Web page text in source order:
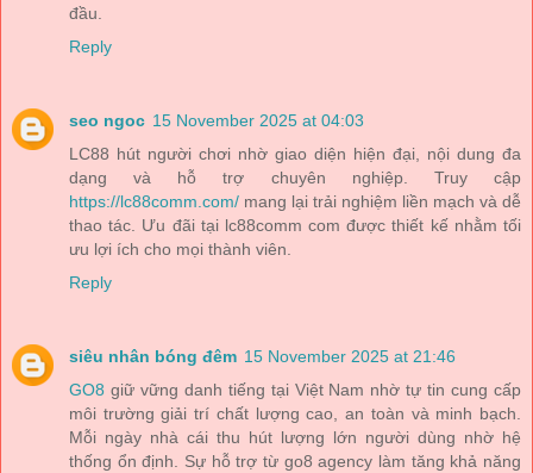
đầu.
Reply
seo ngoc 15 November 2025 at 04:03
LC88 hút người chơi nhờ giao diện hiện đại, nội dung đa
dạng và hỗ trợ chuyên nghiệp. Truy cập
https://lc88comm.com/ mang lại trải nghiệm liền mạch và dễ
thao tác. Ưu đãi tại lc88comm com được thiết kế nhằm tối
ưu lợi ích cho mọi thành viên.
Reply
siêu nhân bóng đêm 15 November 2025 at 21:46
GO8 giữ vững danh tiếng tại Việt Nam nhờ tự tin cung cấp
môi trường giải trí chất lượng cao, an toàn và minh bạch.
Mỗi ngày nhà cái thu hút lượng lớn người dùng nhờ hệ
thống ổn định. Sự hỗ trợ từ go8 agency làm tăng khả năng